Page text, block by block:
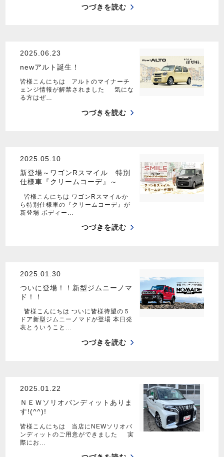
つづきを読む
2025.06.23
newアルト誕生！
皆様こんにちは アルトのマイナーチ
ェンジ情報が解禁されました 気にな
る方はぜ…
つづきを読む
2025.05.10
新登場～ワゴンRスマイル 特別
仕様車『クリームコーデ』～
皆様こんにちは ワゴンRスマイルか
ら特別仕様車の『クリームコーデ』が
新登場 ボディー…
つづきを読む
2025.01.30
ついに登場！！新型ジムニーノマ
ド！！
皆様こんにちは ついに皆様待望の５
ドア新型ジムニーノマドが登場 本日発
表とういうこと…
つづきを読む
2025.01.22
ＮＥＷソリオバンディットありま
す!(^^)!
皆様こんにちは 当店にNEWソリオバ
ンディットのご用意ができました 実
際にお…